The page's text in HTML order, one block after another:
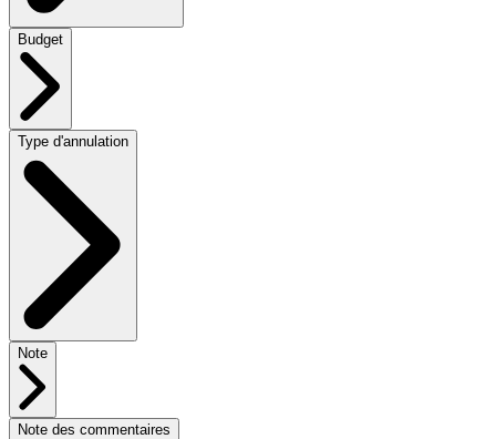
Budget
Type d'annulation
Note
Note des commentaires